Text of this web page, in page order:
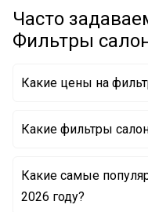
Часто
Фильтры
Какие цены на
Какие фильтры
Фильтр, воздух
53.060.00 UFI
Какие самые
2026 году?